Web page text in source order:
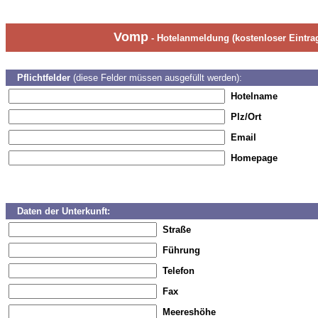
Vomp - Hotelanmeldung (kostenloser
Pflichtfelder (diese Felder müssen ausgefüllt werden):
Hotelname
Plz/Ort
Email
Homepage
Daten der Unterkunft:
Straße
Führung
Telefon
Fax
Meereshöhe